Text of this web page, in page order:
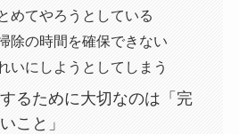
めてやろうとしている
除の時間を確保できない
いにしようとしてしまう
るために大切なのは「完
こと」